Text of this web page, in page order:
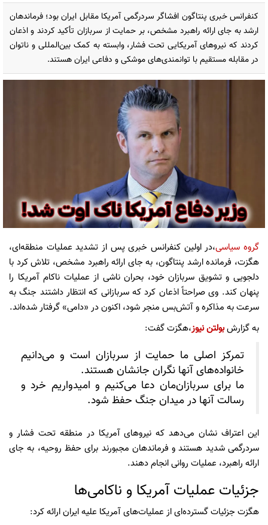
کنفرانس خبری پنتاگون افشاگر سردرگمی آمریکا مقابل ایران بود؛ فرماندهان
ارشد به جای ارائه راهبرد مشخص، بر حمایت از سربازان تأکید کردند و اذعان
کردند که نیروهای آمریکایی تحت فشار، وابسته به کمک بین‌المللی و ناتوان
در مقابله مستقیم با توانمندی‌های موشکی و دفاعی ایران هستند.
گروه سیاسی،در اولین کنفرانس خبری پس از تشدید عملیات منطقه‌ای،
هگزت، فرمانده ارشد پنتاگون، به جای ارائه راهبرد مشخص، تلاش کرد با
دلجویی و تشویق سربازان خود، بحران ناشی از عملیات ناکام آمریکا را
پنهان کند. وی صراحتاً اذعان کرد که سربازانی که انتظار داشتند جنگ به
سرعت به مذاکره و آتش‌بس منجر شود، اکنون در «دامی» گرفتار شده‌اند.
به گزارشبولتن نیوز،هگزت گفت:
تمرکز اصلی ما حمایت از سربازان است و می‌دانیم
خانواده‌های آنها نگران جانشان هستند.
ما برای سربازان‌مان دعا می‌کنیم و امیدواریم خرد و
رسالت آنها در میدان جنگ حفظ شود.
این اعتراف نشان می‌دهد که نیروهای آمریکا در منطقه تحت فشار و
سردرگمی شدید هستند و فرماندهان مجبورند برای حفظ روحیه، به جای
ارائه راهبرد، عملیات روانی انجام دهند.
جزئیات عملیات آمریکا و ناکامی‌ها
هگزت جزئیات گسترده‌ای از عملیات‌های آمریکا علیه ایران ارائه کرد: